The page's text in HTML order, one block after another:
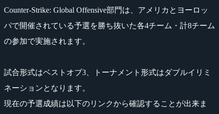
Counter-Strike: Global Offensive部門は、アメリカとヨーロッ
パで開催されている予選を勝ち抜いた各4チーム・計8チーム
の参加で実施されます。
試合形式はベストオブ3、トーナメント形式はダブルイリミ
ネーションとなります。
現在の予選成績は以下のリンクから確認することが出来ま